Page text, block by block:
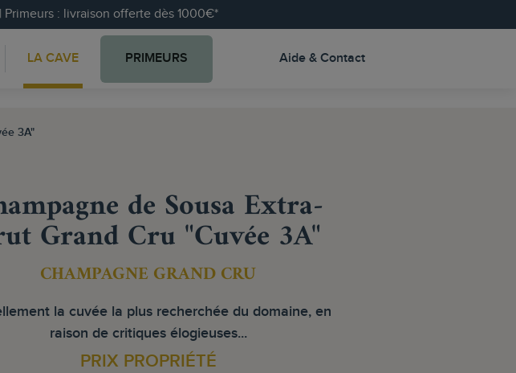
Primeurs : livraison offerte dès 1000€*
LA CAVE PRIMEURS Aide & Contact
3A"
de Sousa Extra-
Grand Cru "Cuvée 3A"
CHAMPAGNE GRAND CRU
la cuvée la plus recherchée du domaine, en
raison de critiques élogieuses...
PRIX PROPRIÉTÉ